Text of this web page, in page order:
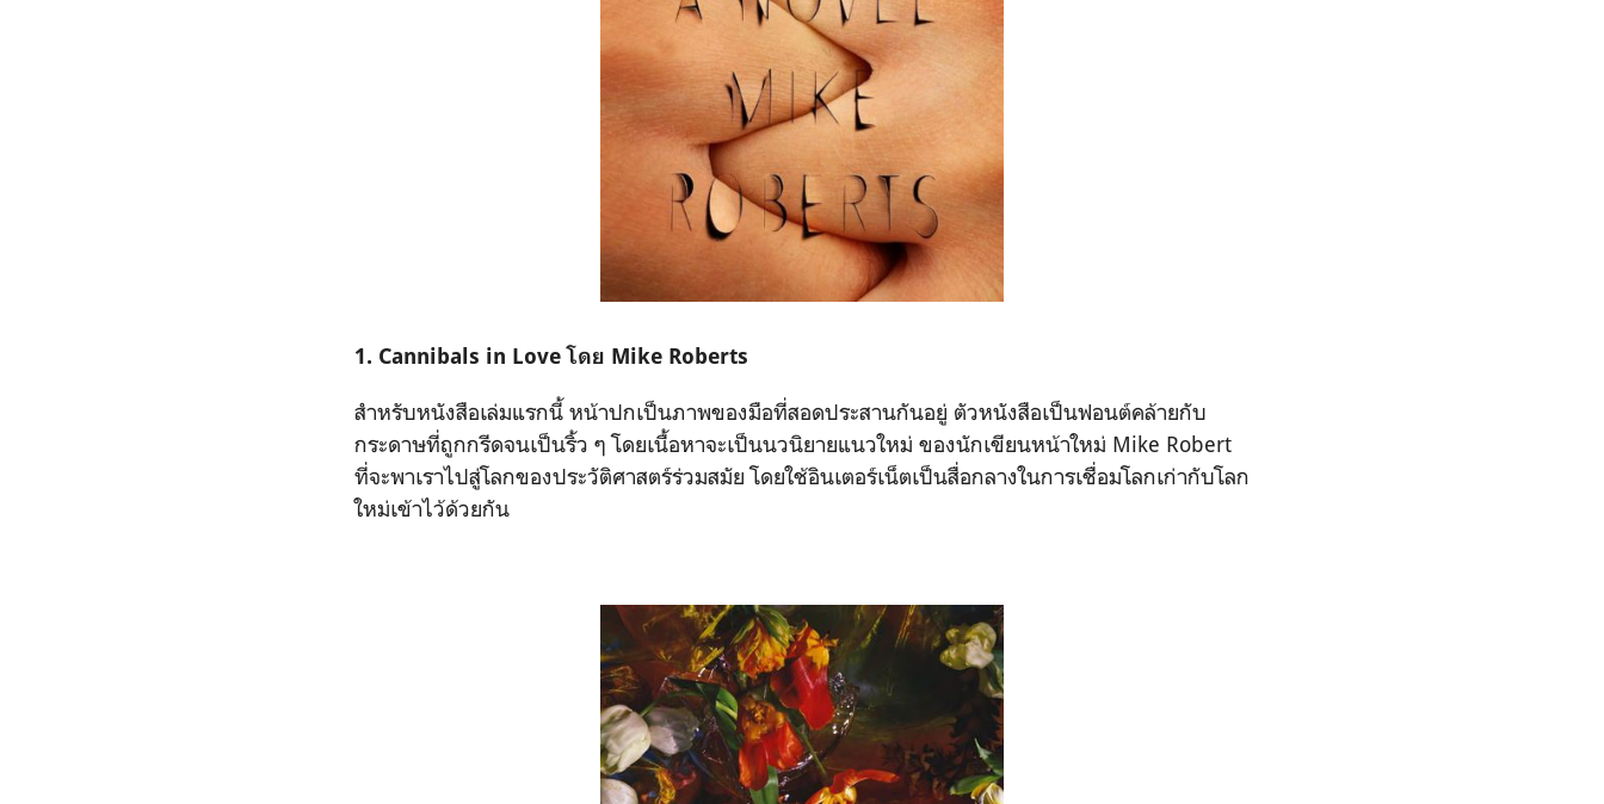
1. Cannibals in Love โดย Mike Roberts
สำหรับหนังสือเล่มแรกนี้ หน้าปกเป็นภาพของมือที่สอดประสานกันอยู่ ตัวหนังสือเป็นฟอนต์คล้ายกับ
กระดาษที่ถูกกรีดจนเป็นริ้ว ๆ โดยเนื้อหาจะเป็นนวนิยายแนวใหม่ ของนักเขียนหน้าใหม่ Mike Robert
ที่จะพาเราไปสู่โลกของประวัติศาสตร์ร่วมสมัย โดยใช้อินเตอร์เน็ตเป็นสื่อกลางในการเชื่อมโลกเก่ากับโลก
ใหม่เข้าไว้ด้วยกัน